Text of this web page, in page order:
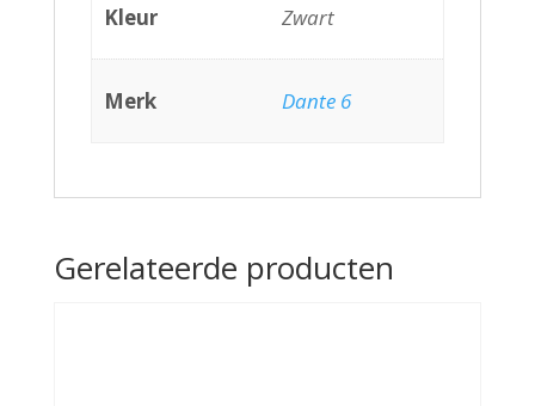
Kleur Zwart
Merk Dante 6
Gerelateerde producten